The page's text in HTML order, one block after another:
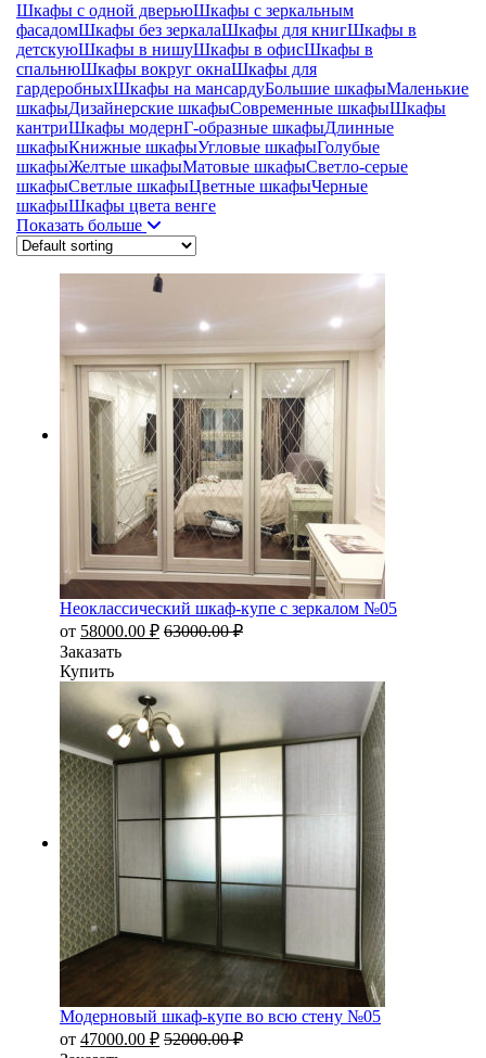
Шкафы с одной дверьюШкафы с зеркальным
фасадомШкафы без зеркалаШкафы для книгШкафы в
детскуюШкафы в нишуШкафы в офисШкафы в
спальнюШкафы вокруг окнаШкафы для
гардеробныхШкафы на мансардуБольшие шкафыМаленькие
шкафыДизайнерские шкафыСовременные шкафыШкафы
кантриШкафы модернГ-образные шкафыДлинные
шкафыКнижные шкафыУгловые шкафыГолубые
шкафыЖелтые шкафыМатовые шкафыСветло-серые
шкафыСветлые шкафыЦветные шкафыЧерные
шкафыШкафы цвета венге
Показать больше
Неоклассический шкаф-купе с зеркалом №05
от 58000.00 ₽ 63000.00₽
Заказать
Купить
Модерновый шкаф-купе во всю стену №05
от 47000.00 ₽ 52000.00₽